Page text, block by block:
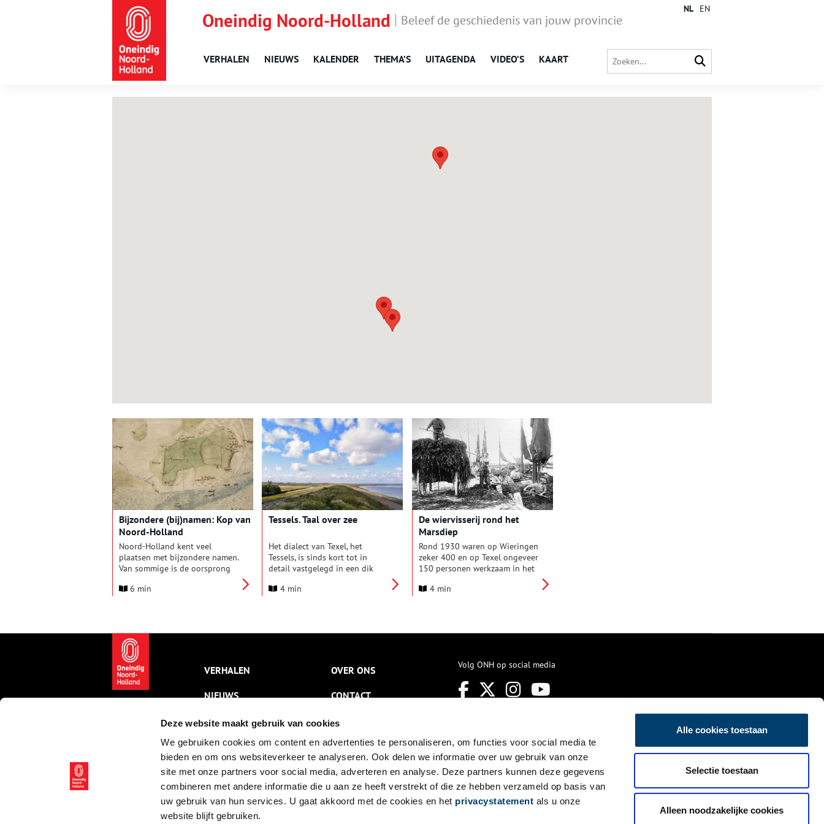
Deze website maakt gebruik van cookies
We gebruiken cookies om content en advertenties te personaliseren, om functies voor social media te
bieden en om ons websiteverkeer te analyseren. Ook delen we informatie over uw gebruik van onze
site met onze partners voor social media, adverteren en analyse. Deze partners kunnen deze gegevens
combineren met andere informatie die u aan ze heeft verstrekt of die ze hebben verzameld op basis van
uw gebruik van hun services. U gaat akkoord met de cookies en het privacystatement als u onze
website blijft gebruiken.
Alle cookies toestaan
Selectie toestaan
Alleen noodzakelijke cookies
Oneindig Noord-Holland Beleef de geschiedenis van jouw provincie
VERHALEN NIEUWS KALENDER THEMA’S UITAGENDA VIDEO’S KAART
NL EN
Bijzondere (bij)namen: Kop van
Noord-Holland
Noord-Holland kent veel
plaatsen met bijzondere namen.
Van sommige is de oorsprong
het nodig om wat dieper te
van onze provincie, om achter
de herkomst van de lokale
plaatsnamen én bijnamen van
de inwoners te komen. Deze
maand: de Kop van Noord-
Holland.
6 min
Tessels. Taal over zee
Het dialect van Texel, het
Tessels, is sinds kort tot in
detail vastgelegd in een dik
schrijver is verrassend genoeg
Plaatsman (34) nooit ver weg.
zijn familie vandaan komt. Hun
waar hij vijf jaar aan werkte.
Voor Oneindig Noord-Holland
op het Tessels.
4 min
De wiervisserij rond het
Marsdiep
Rond 1930 waren op Wieringen
zeker 400 en op Texel ongeveer
150 personen werkzaam in het
versen, drogen, persen en
jaren dertig van de twintigste
de Zuiderzee.
4 min
VERHALEN
NIEUWS
KALENDER
THEMA’S
ACTIVITEITEN
VIDEO’S
OVER ONS
CONTACT
NIEUWSBRIEF
DISCLAIMER
PRIVACY
TOEGANKELIJKHEID
Volg ONH op social media